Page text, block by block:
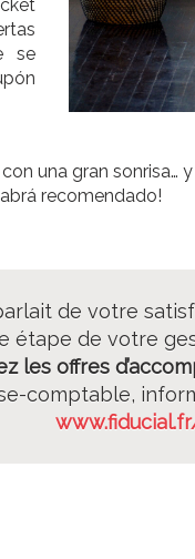
se
una gran sonrisa…
recomendado!
de votre
étape de votre
les offres
comptable,